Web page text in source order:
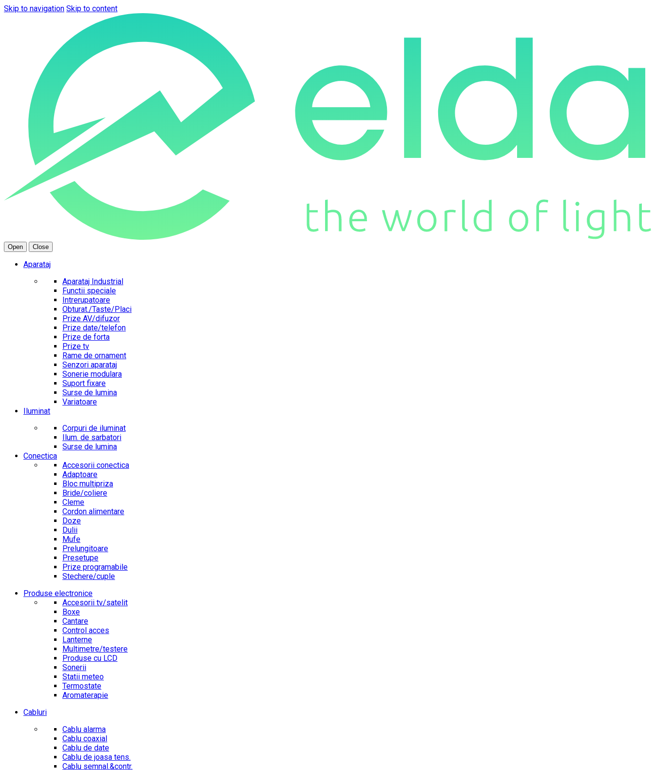
Skip to navigation Skip to content
Open Close
Aparataj
Aparataj Industrial
Functii speciale
Intrerupatoare
Obturat./Taste/Placi
Prize AV/difuzor
Prize date/telefon
Prize de forta
Prize tv
Rame de ornament
Senzori aparataj
Sonerie modulara
Suport fixare
Surse de lumina
Variatoare
Iluminat
Corpuri de iluminat
Ilum. de sarbatori
Surse de lumina
Conectica
Accesorii conectica
Adaptoare
Bloc multipriza
Bride/coliere
Cleme
Cordon alimentare
Doze
Dulii
Mufe
Prelungitoare
Presetupe
Prize programabile
Stechere/cuple
Produse electronice
Accesorii tv/satelit
Boxe
Cantare
Control acces
Lanterne
Multimetre/testere
Produse cu LCD
Sonerii
Statii meteo
Termostate
Aromaterapie
Cabluri
Cablu alarma
Cablu coaxial
Cablu de date
Cablu de joasa tens.
Cablu semnal.&contr.